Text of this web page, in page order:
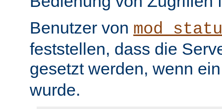
Benutzer von
feststellen, dass die
gesetzt werden, wenn
wurde.